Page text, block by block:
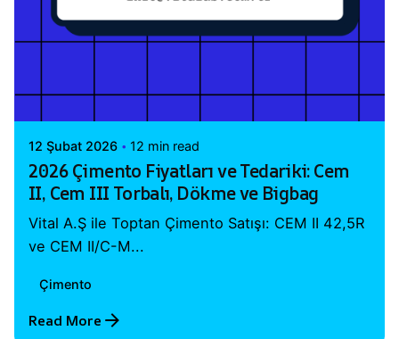
Vital A.Ş. Webmaster
12 Şubat 2026 12 min read
2026 Çimento Fiyatları ve Tedariki: Cem
II, Cem III Torbalı, Dökme ve Bigbag
Vital A.Ş ile Toptan Çimento Satışı: CEM II 42,5R
ve CEM II/C-M...
Çimento
Read More